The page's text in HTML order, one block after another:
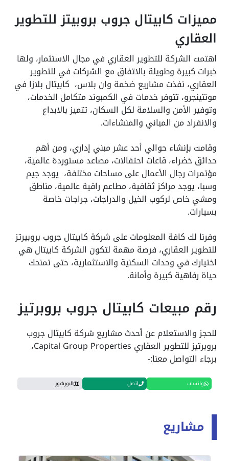
مميزات كابيتال جروب بروبيتز للتطوير
العقاري
اهتمت الشركة للتطوير العقاري في مجال الاستثمار، ولها
خبرات كبيرة وطويلة بالاتفاق مع الشركات في للتطوير
العقاري، نفذت مشاريع ضخمة وان بلاس، كابيتال بلازا في
مونتينجرو، تتوفر خدمات في الكمبوند متكامل الخدمات،
وتوفير الأمن والسلامة لكل السكان، تتميز بالابداع
والانفراد من المباني والمنشاءات.
وقامت بإنشاء حوالي أحد عشر مبني إداري، ومن أهم
حدائق خضراء، قاعات احتفالات، مصاعد مستوردة عالمية،
مؤتمرات رجال الأعمال على مساحات مختلفة، يوجد جيم
وسبا، يوجد مراكز ثقافية، مطاعم راقية عالمية، مناطق
ومشي خاص لركوب الخيل والدراجات، جراجات خاصة
بسيارات.
وفرنا لك كافة المعلومات على شركة كابيتال جروب بروبيرتز
للتطوير العقاري، فرصة مهمة لتكون الشركة كابيتال هي
اختيارك في وحدات السكنية والاستثمارية، حتى تمنحك
حياة رفاهية كبيرة وأمانة.
رقم مبيعات كابيتال جروب بروبرتيز
للحجز والاستعلام عن أحدث مشاريع شركة كابيتال جروب
بروبرتيز للتطوير العقاري Capital Group Properties،
برجاء التواصل معنا:-
واتساب اتصل البورشور
مشاريع